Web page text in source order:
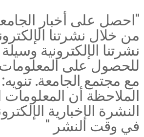
"احصل على أخبار
من خلال نشرتنا
نشرتنا الإلكترونية
للحصول على المعلومات
مع مجتمع الجامعة.
الملاحظة أن المعلومات
النشرة الإخبارية
في وقت النشر "